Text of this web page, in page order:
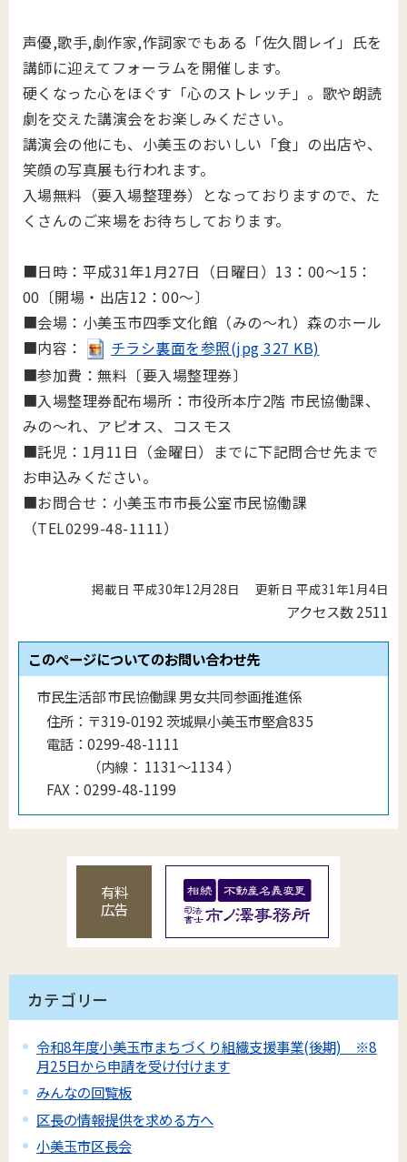
声優,歌手,劇作家,作詞家でもある「佐久間レイ」氏を
講師に迎えてフォーラムを開催します。
硬くなった心をほぐす「心のストレッチ」。 歌や朗読
劇を交えた講演会をお楽しみください。
講演会の他にも、小美玉のおいしい「食」の出店や、
笑顔の写真展も行われます。
入場無料（要入場整理券）となっておりますので、た
くさんのご来場をお待ちしております。
■日時： 平成31年1月27日（日曜日） 13 ： 00～15 ：
00 〔開場・出店12 ：00～〕
■会場： 小美玉市四季文化館（みの～れ）森のホール
■内容：
チラシ裏面を参照(jpg 327 KB)
■参加費：無料〔要入場整理券〕
■入場整理券配布場所： 市役所本庁2階 市民協働課、
みの～れ、アピオス、コスモス
■託児： 1月11 日（金曜日）までに下記問合せ先まで
お申込みください。
■お問合せ： 小美玉市市長公室市民協働課
（TEL0299-48-1111）
掲載日 平成30年12月28日 更新日 平成31年1月4日
アクセス数2511
このページについてのお問い合わせ先
市民生活部 市民協働課 男女共同参画推進係
住所： 〒319-0192 茨城県小美玉市堅倉835
電話： 0299-48-1111
（内線 ： 1131〜1134）
FAX： 0299-48-1199
有料
広告
カテゴリー
令和8年度小美玉市まちづくり組織支援事業(後期) ※8
月25日から申請を受け付けます
みんなの回覧板
区長の情報提供を求める方へ
小美玉市区長会